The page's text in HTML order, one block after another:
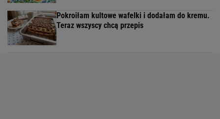
Pokroiłam kultowe wafelki i dodałam do kremu.
Teraz wszyscy chcą przepis